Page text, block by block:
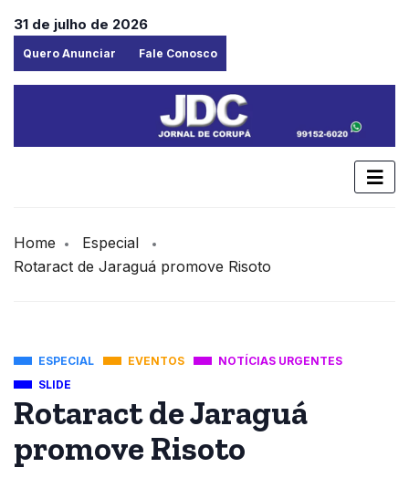
31 de julho de 2026
Quero Anunciar Fale Conosco
Home
Especial
Rotaract de Jaraguá promove Risoto
ESPECIAL EVENTOS
NOTÍCIAS URGENTES
SLIDE
Rotaract de Jaraguá
promove Risoto